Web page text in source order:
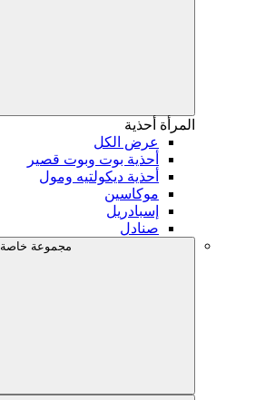
المرأة أحذية
عرض الكل
أحذية بوت وبوت قصير
أحذية ديكولتيه ومول
موكاسين
إسبادريل
صنادل
مجموعة خاصة